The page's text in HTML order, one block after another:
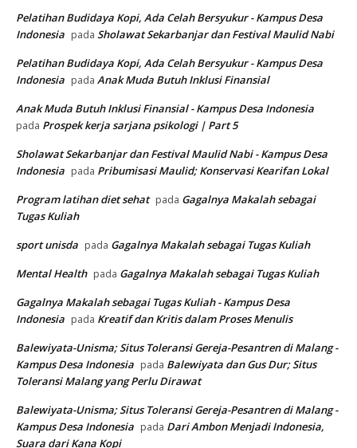
Pelatihan Budidaya Kopi, Ada Celah Bersyukur - Kampus Desa
Indonesia pada Sholawat Sekarbanjar dan Festival Maulid Nabi
Pelatihan Budidaya Kopi, Ada Celah Bersyukur - Kampus Desa
Indonesia pada Anak Muda Butuh Inklusi Finansial
Anak Muda Butuh Inklusi Finansial - Kampus Desa Indonesia
pada Prospek kerja sarjana psikologi | Part 5
Sholawat Sekarbanjar dan Festival Maulid Nabi - Kampus Desa
Indonesia pada Pribumisasi Maulid; Konservasi Kearifan Lokal
Program latihan diet sehat pada Gagalnya Makalah sebagai
Tugas Kuliah
sport unisda pada Gagalnya Makalah sebagai Tugas Kuliah
Mental Health pada Gagalnya Makalah sebagai Tugas Kuliah
Gagalnya Makalah sebagai Tugas Kuliah - Kampus Desa
Indonesia pada Kreatif dan Kritis dalam Proses Menulis
Balewiyata-Unisma; Situs Toleransi Gereja-Pesantren di Malang -
Kampus Desa Indonesia pada Balewiyata dan Gus Dur; Situs
Toleransi Malang yang Perlu Dirawat
Balewiyata-Unisma; Situs Toleransi Gereja-Pesantren di Malang -
Kampus Desa Indonesia pada Dari Ambon Menjadi Indonesia,
Suara dari Kana Kopi